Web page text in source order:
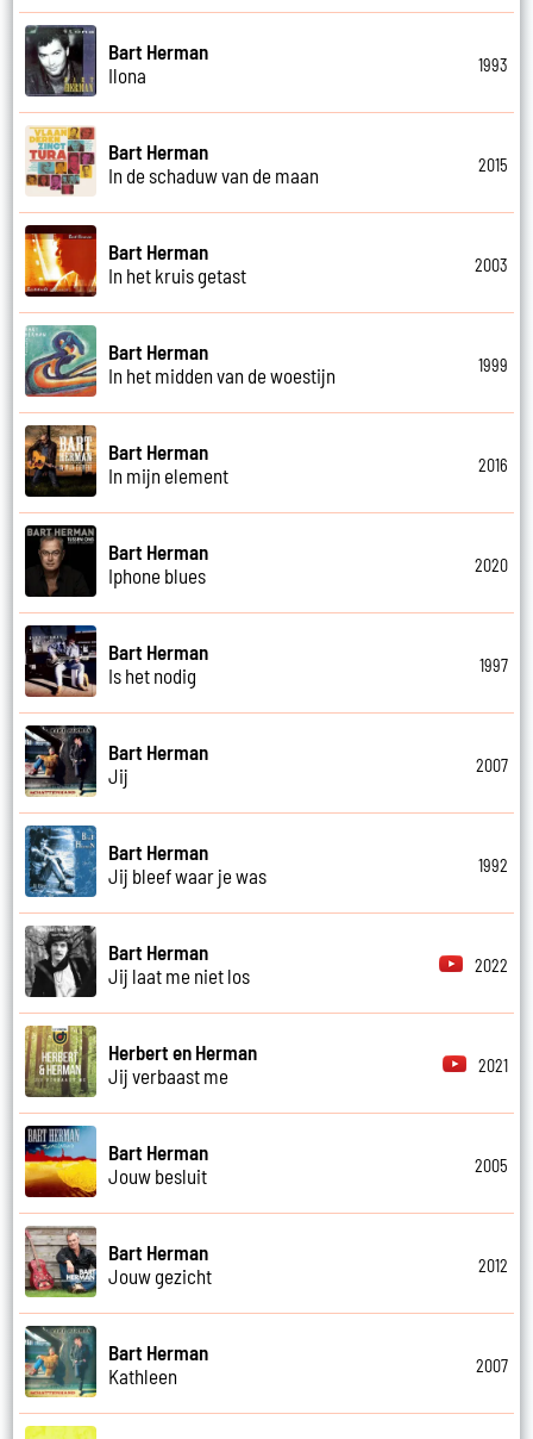
Bart Herman
Ilona
1993
Bart Herman
In de schaduw van de maan
2015
Bart Herman
In het kruis getast
2003
Bart Herman
In het midden van de woestijn
1999
Bart Herman
In mijn element
2016
Bart Herman
Iphone blues
2020
Bart Herman
Is het nodig
1997
Bart Herman
Jij
2007
Bart Herman
Jij bleef waar je was
1992
Bart Herman
Jij laat me niet los
2022
Herbert en Herman
Jij verbaast me
2021
Bart Herman
Jouw besluit
2005
Bart Herman
Jouw gezicht
2012
Bart Herman
Kathleen
2007